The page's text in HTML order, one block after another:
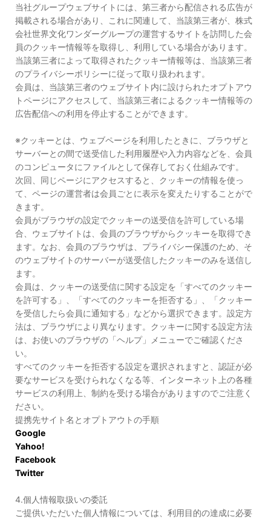
当社グループウェブサイトには、第三者から配信される広告が
掲載される場合があり、これに関連して、当該第三者が、株式
会社世界文化ワンダーグループの運営するサイトを訪問した会
員のクッキー情報等を取得し、利用している場合があります。
当該第三者によって取得されたクッキー情報等は、当該第三者
のプライバシーポリシーに従って取り扱われます。
会員は、当該第三者のウェブサイト内に設けられたオプトアウ
トページにアクセスして、当該第三者によるクッキー情報等の
広告配信への利用を停止することができます。
※クッキーとは、ウェブページを利用したときに、ブラウザと
サーバーとの間で送受信した利用履歴や入力内容などを、会員
のコンピュータにファイルとして保存しておく仕組みです。
次回、同じページにアクセスすると、クッキーの情報を使っ
て、ページの運営者は会員ごとに表示を変えたりすることがで
きます。
会員がブラウザの設定でクッキーの送受信を許可している場
合、ウェブサイトは、会員のブラウザからクッキーを取得でき
ます。なお、会員のブラウザは、プライバシー保護のため、そ
のウェブサイトのサーバーが送受信したクッキーのみを送信し
ます。
会員は、クッキーの送受信に関する設定を「すべてのクッキー
を許可する」、「すべてのクッキーを拒否する」、「クッキー
を受信したら会員に通知する」などから選択できます。設定方
法は、ブラウザにより異なります。クッキーに関する設定方法
は、お使いのブラウザの「ヘルプ」メニューでご確認くださ
い。
すべてのクッキーを拒否する設定を選択されますと、認証が必
要なサービスを受けられなくなる等、インターネット上の各種
サービスの利用上、制約を受ける場合がありますのでご注意く
ださい。
提携先サイト名とオプトアウトの手順
Google
Yahoo!
Facebook
Twitter
4.個人情報取扱いの委託
ご提供いただいた個人情報については、利用目的の達成に必要